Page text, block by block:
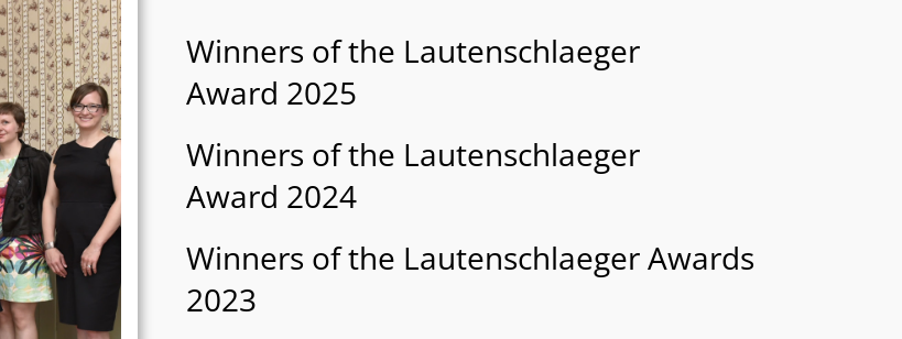
Winners of the Lautenschlaeger
Award 2025
Winners of the Lautenschlaeger
Award 2024
Winners of the Lautenschlaeger Awards
2023